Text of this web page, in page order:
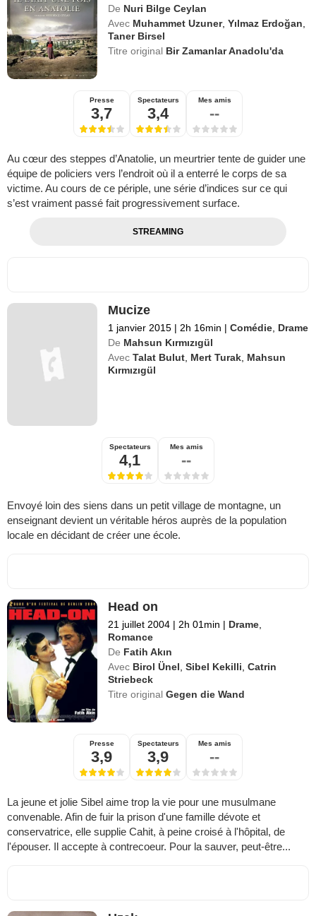
De Nuri Bilge Ceylan
Avec Muhammet Uzuner,Yılmaz Erdoğan
Taner Birsel
Titre original Bir Zamanlar Anadolu'da
Presse
3,7
Spectateurs
3,4
Mes amis
--
Au cœur des steppes d’Anatolie, un meurtrier tente de guider une
équipe de policiers vers l’endroit où il a enterré le corps de sa
victime. Au cours de ce périple, une série d’indices sur ce qui
s’est vraiment passé fait progressivement surface.
STREAMING
Mucize
1 janvier 2015 | 2h 16min | Comédie Drame
De Mahsun Kırmızıgül
Avec Talat Bulut Mert Turak Mahsun
Kırmızıgül
Spectateurs
4,1
Mes amis
--
Envoyé loin des siens dans un petit village de montagne, un
enseignant devient un véritable héros auprès de la population
locale en décidant de créer une école.
Head on
21 juillet 2004 | 2h 01min | Drame
Romance
De Fatih Akın
Avec Birol Ünel ,Sibel Kekilli ,Catrin
Striebeck
Titre originalGegen die Wand
Presse
3,9
Spectateurs
3,9
Mes amis
--
La jeune et jolie Sibel aime trop la vie pour une musulmane
convenable. Afin de fuir la prison d'une famille dévote et
conservatrice, elle supplie Cahit, à peine croisé à l'hôpital, de
l'épouser. Il accepte à contrecoeur. Pour la sauver, peut-être...